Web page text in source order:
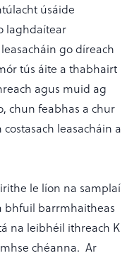
úsáide
laghdaítear
go díreach
tús áite a thabhairt
agus muid ag
chun feabhas a chur
leasacháin a
le líon na samplaí
bhfuil barrmhaitheas
na leibhéil ithreach K
chéanna. Ar